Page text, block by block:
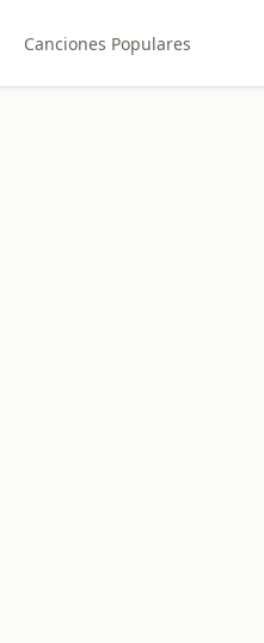
Canciones Populares